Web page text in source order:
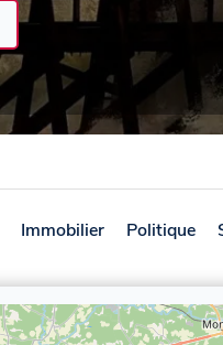
Immobilier Politique